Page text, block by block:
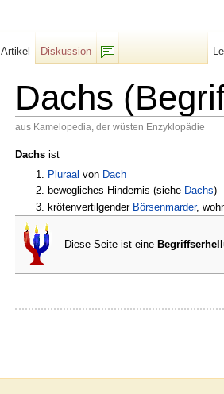
Dachs
aus Kamelopedia, der wüsten Enzyklopädie
Dachs ist
Pluraal von Dach
bewegliches Hindernis (siehe Dachs)
krötenvertilgender Börsenmarder,
Diese Seite ist eine
Artikel
Diskussion